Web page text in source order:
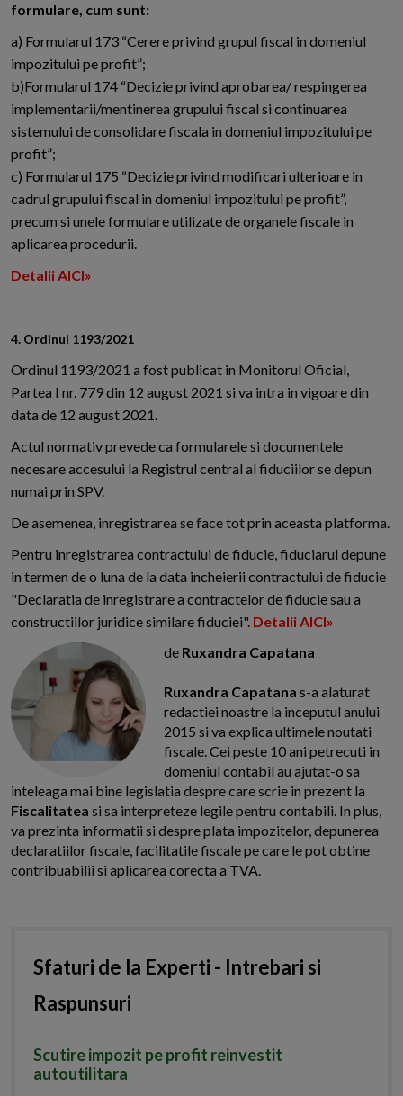
formulare, cum sunt:
a) Formularul 173 “Cerere privind grupul fiscal in domeniul
impozitului pe profit”;
b)Formularul 174 “Decizie privind aprobarea/ respingerea
implementarii/mentinerea grupului fiscal si continuarea
sistemului de consolidare fiscala in domeniul impozitului pe
profit”;
c) Formularul 175 “Decizie privind modificari ulterioare in
cadrul grupului fiscal in domeniul impozitului pe profit”,
precum si unele formulare utilizate de organele fiscale in
aplicarea procedurii.
Detalii AICI»
4. Ordinul 1193/2021
Ordinul 1193/2021 a fost publicat in Monitorul Oficial,
Partea I nr. 779 din 12 august 2021 si va intra in vigoare din
data de 12 august 2021.
Actul normativ prevede ca formularele si documentele
necesare accesului la Registrul central al fiduciilor se depun
numai prin SPV.
De asemenea, inregistrarea se face tot prin aceasta platforma.
Pentru inregistrarea contractului de fiducie, fiduciarul depune
in termen de o luna de la data incheierii contractului de fiducie
"Declaratia de inregistrare a contractelor de fiducie sau a
constructiilor juridice similare fiduciei". Detalii AICI»
de Ruxandra Capatana
Ruxandra Capatana s-a alaturat
redactiei noastre la inceputul anului
2015 si va explica ultimele noutati
fiscale. Cei peste 10 ani petrecuti in
domeniul contabil au ajutat-o sa
inteleaga mai bine legislatia despre care scrie in prezent la
Fiscalitatea si sa interpreteze legile pentru contabili. In plus,
va prezinta informatii si despre plata impozitelor, depunerea
declaratiilor fiscale, facilitatile fiscale pe care le pot obtine
contribuabilii si aplicarea corecta a TVA.
Sfaturi de la Experti - Intrebari si
Raspunsuri
Scutire impozit pe profit reinvestit
autoutilitara